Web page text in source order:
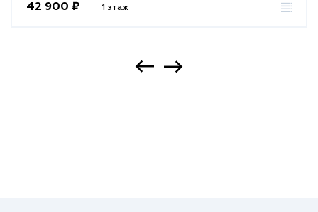
42 900 ₽
1 этаж